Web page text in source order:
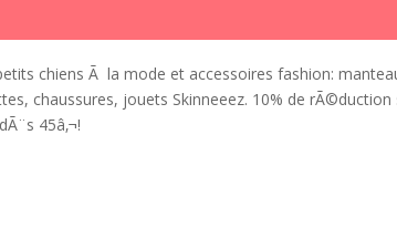
chiens Ã la mode et accessoires fashion:
chaussures, jouets Skinneeez. 10% de rÃ©duction
45â‚¬!